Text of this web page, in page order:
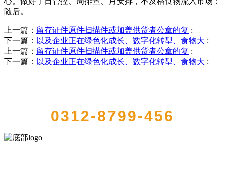
随后。
上一篇： 留存证件原件扫描件或加盖供货者公章的复 :
下一篇： 以及企业正在绿色化成长、数字化转型、食物大 :
上一篇： 留存证件原件扫描件或加盖供货者公章的复 :
下一篇： 以及企业正在绿色化成长、数字化转型、食物大 :
0312-8799-456